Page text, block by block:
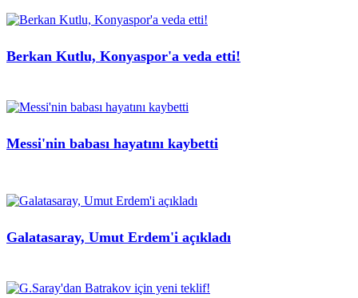
Berkan Kutlu, Konyaspor'a veda etti!
Messi'nin babası hayatını kaybetti
Galatasaray, Umut Erdem'i açıkladı